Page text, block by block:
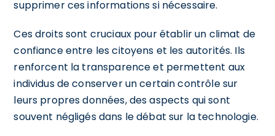
supprimer ces informations si nécessaire.
Ces droits sont cruciaux pour établir un climat de
confiance entre les citoyens et les autorités. Ils
renforcent la transparence et permettent aux
individus de conserver un certain contrôle sur
leurs propres données, des aspects qui sont
souvent négligés dans le débat sur la technologie.